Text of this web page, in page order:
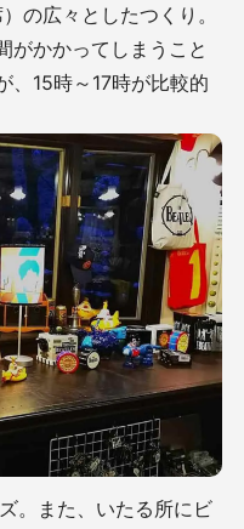
の広々としたつくり。
がかかってしまうこと
、15時～17時が比較的
。また、いたる所にビ